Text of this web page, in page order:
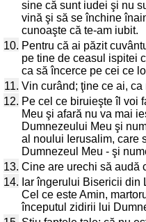
sine că sunt iudei şi nu
vină şi să se închine
cunoaşte că te-am iubit.
10. Pentru că ai păzit
pe tine de ceasul ispitei
ca să încerce pe cei ce
11. Vin curând; ţine ce ai,
12. Pe cel ce biruieşte îl voi
Meu şi afară nu va mai
Dumnezeului Meu şi
al noului Ierusalim, care
Dumnezeul Meu - şi
13. Cine are urechi să audă
14. Iar îngerului Bisericii din
Cel ce este Amin,
începutul zidirii lui